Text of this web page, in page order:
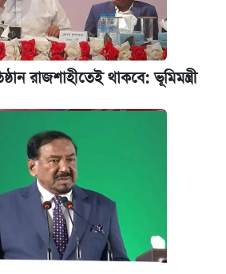
রাজশাহীতেই থাকবে: ভূমিমন্ত্রী